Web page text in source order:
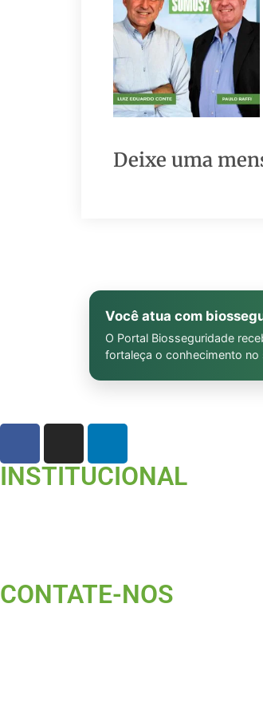
Deixe uma
Você atua com
O Portal Biosseguridade
fortaleça o conhecimento no
INSTITUCIONAL
CONTATE-NOS ​